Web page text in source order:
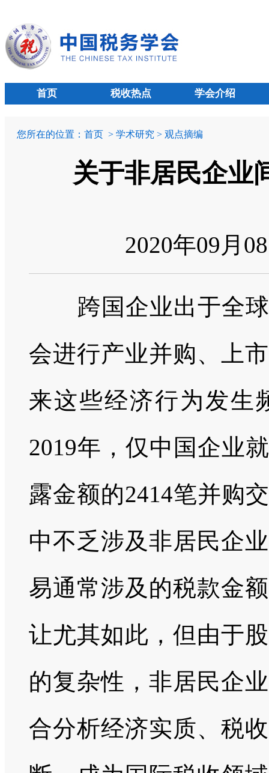
首页 税收热点 学会介绍
您所在的位置： 首页 > 学术研究 > 观点摘编
关于非居民企业
2020年09月
跨国企业出于全
会进行产业并购、上
来这些经济行为发生
2019年，仅中国企业
露金额的2414笔并购
中不乏涉及非居民企
易通常涉及的税款金
让尤其如此，但由于
的复杂性，非居民企
合分析经济实质、税